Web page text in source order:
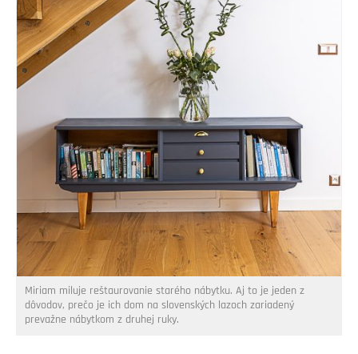
Miriam miluje reštaurovanie starého nábytku. Aj to je jeden z
dôvodov, prečo je ich dom na slovenských lazoch zariadený
prevažne nábytkom z druhej ruky.